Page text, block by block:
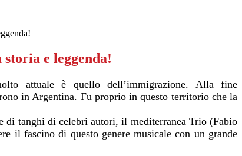
e leggenda!
attuale è quello dell’immigrazione. Alla fine
in Argentina. Fu proprio in questo territorio che la
di tanghi di celebri autori, il mediterranea Trio (Fabio
il fascino di questo genere musicale con un grande